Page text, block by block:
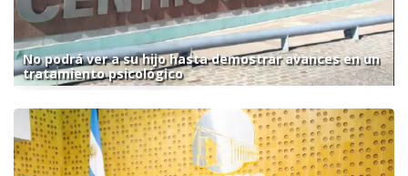
No podrá ver a su hijo hasta demostrar avances en un
tratamiento psicológico